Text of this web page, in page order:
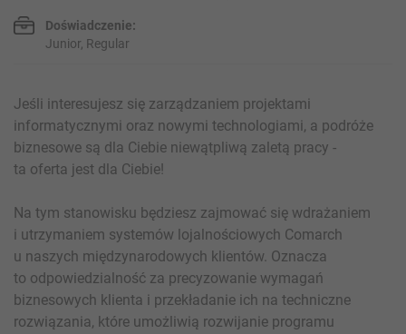
Doświadczenie:
Junior, Regular
Jeśli interesujesz się zarządzaniem projektami
informatycznymi oraz nowymi technologiami, a podróże
biznesowe są dla Ciebie niewątpliwą zaletą pracy -
ta oferta jest dla Ciebie!
Na tym stanowisku będziesz zajmować się wdrażaniem
i utrzymaniem systemów lojalnościowych Comarch
u naszych międzynarodowych klientów. Oznacza
to odpowiedzialność za precyzowanie wymagań
biznesowych klienta i przekładanie ich na techniczne
rozwiązania, które umożliwią rozwijanie programu